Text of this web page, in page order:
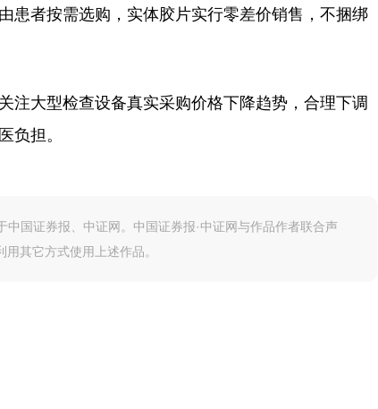
患者按需选购，实体胶片实行零差价销售，不捆绑
大型检查设备真实采购价格下降趋势，合理下调
负担。
中国证券报、中证网。中国证券报·中证网与作品作者联合声
其它方式使用上述作品。